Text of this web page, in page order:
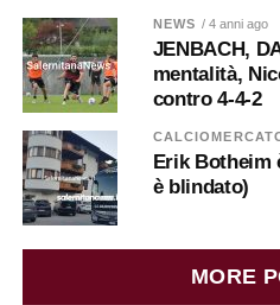
NEWS / 4 anni ago
JENBACH,
mentalità,
contro 4-4-2
Erik Botheim
è blindato)
MORE